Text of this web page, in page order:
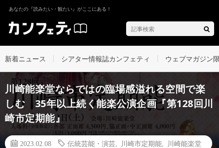
あなたの『読みたい・観たい』がここにある！
新着ニュース シアター情報誌カンフェティ ウェブマガジン
川崎能楽堂ならではの臨場感溢れる空間で楽
しむ 35年以上続く能楽公演企画『第128回川
崎市定期能』
2023.02.08 伝統芸能・演芸 川崎市定期能 川崎能楽堂